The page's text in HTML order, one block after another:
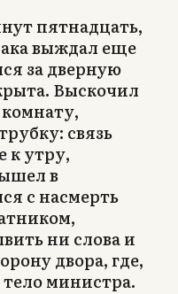
пятнадцать,
выждал еще
за дверную
Выскочил
связь
к утру,
в
с насмерть
ни слова и
двора, где,
тело министра.